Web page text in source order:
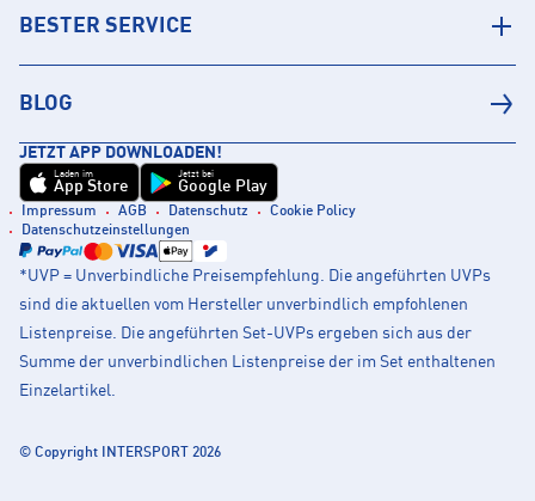
BESTER SERVICE
BLOG
JETZT APP DOWNLOADEN!
Laden im
App Store
Jetzt bei
Google Play
Impressum AGB Datenschutz
Cookie Policy
Datenschutzeinstellungen
*UVP = Unverbindliche Preisempfehlung. Die angeführten UVPs
sind die aktuellen vom Hersteller unverbindlich empfohlenen
Listenpreise. Die angeführten Set-UVPs ergeben sich aus der
Summe der unverbindlichen Listenpreise der im Set enthaltenen
Einzelartikel.
© Copyright INTERSPORT 2026